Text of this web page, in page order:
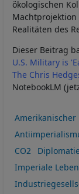
ökologischen
Realitäten des
Dieser Beitrag
U.S. Military is
The Chris
NotebookLM
Amerikanischer
CO2
Diplomatie
Imperiale